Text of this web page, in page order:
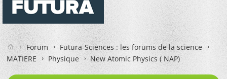
Forum
Futura-Sciences : les forums de la science
MATIERE
Physique New Atomic Physics ( NAP)